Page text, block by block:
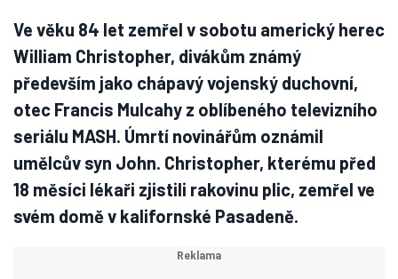
Ve věku 84 let zemřel v sobotu americký herec
William Christopher, divákům známý
především jako chápavý vojenský duchovní,
otec Francis Mulcahy z oblíbeného televizního
seriálu MASH. Úmrtí novinářům oznámil
umělcův syn John. Christopher, kterému před
18 měsíci lékaři zjistili rakovinu plic, zemřel ve
svém domě v kalifornské Pasadeně.